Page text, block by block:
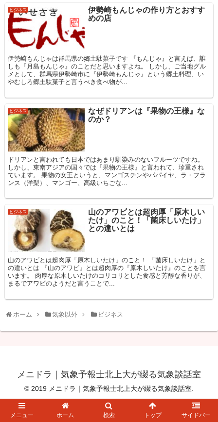
ビジネス
伊勢崎もんじゃの作り方とおすす
めの店
伊勢崎もんじゃは群馬県の郷土駄菓子です 『もんじゃ』と言えば、誰
しも『月島もんじゃ』のことだと思いますよね。 しかし、ご当地グル
メとして、群馬県伊勢崎市に『伊勢崎もんじゃ』という郷土料理、い
やむしろ郷土駄菓子と言うべき食べ物が...
ビジネス
なぜドリアンは『果物の王様』な
のか？
ドリアンと言われても日本ではあまり馴染みのないフルーツですね。
しかし、東南アジアの国々では『果物の王様』と言われて、珍重され
ています。 果物の女王というと、マンゴスチンやパパイヤ、ラ・フラ
ンス（洋梨）、マンゴー、高級いちごな...
ビジネス
山のアワビとは超肉厚「原木しい
たけ」のこと！「菌床しいたけ」
との違いとは
山のアワビとは超肉厚「原木しいたけ」のこと！ 「菌床しいたけ」と
の違いとは 『山のアワビ』とは超肉厚の『原木しいたけ』のことを言
います。 肉厚な原木しいたけのコリコリとした食感と芳醇な香りが、
まるでアワビのようだと言うことで...
ホーム 気象以外 ビジネス
メニドラ｜気象予報士北上大が綴る気象談話室
© 2019 メニドラ｜気象予報士北上大が綴る気象談話室.
メニュー ホーム 検索 トップ サイドバー